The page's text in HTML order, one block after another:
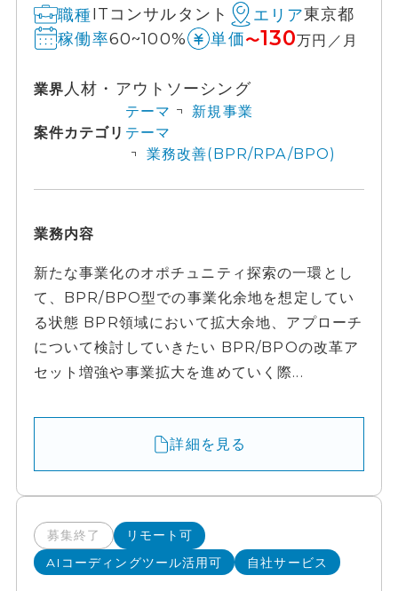
職種ITコンサルタント エリア東京都
稼働率60~100% 単価〜130万円／月
業界 人材・アウトソーシング
案件カテゴリ
テーマ
新規事業
テーマ
業務改善(BPR/RPA/BPO)
業務内容
新たな事業化のオポチュニティ探索の一環とし
て、BPR/BPO型での事業化余地を想定してい
る状態 BPR領域において拡大余地、アプローチ
について検討していきたい BPR/BPOの改革ア
セット増強や事業拡大を進めていく際...
詳細を見る
募集終了
リモート可
AIコーディングツール活用可
自社サービス